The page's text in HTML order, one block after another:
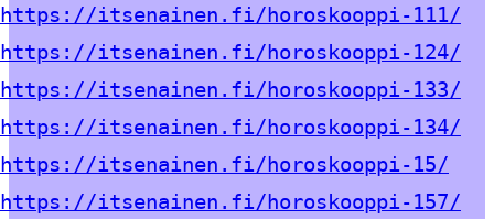
https://itsenainen.fi/horoskooppi-111/
https://itsenainen.fi/horoskooppi-124/
https://itsenainen.fi/horoskooppi-133/
https://itsenainen.fi/horoskooppi-134/
https://itsenainen.fi/horoskooppi-15/
https://itsenainen.fi/horoskooppi-157/